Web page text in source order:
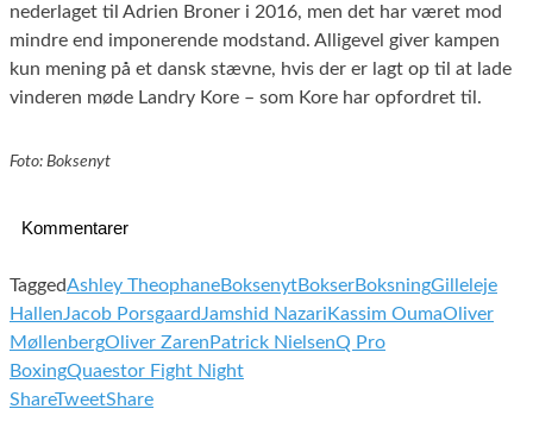
nederlaget til Adrien Broner i 2016, men det har været mod
mindre end imponerende modstand. Alligevel giver kampen
kun mening på et dansk stævne, hvis der er lagt op til at lade
vinderen møde Landry Kore – som Kore har opfordret til.
Foto: Boksenyt
Kommentarer
TaggedAshley TheophaneBoksenytBokserBoksningGilleleje
HallenJacob Porsgaard Jamshid Nazari Kassim OumaOliver
MøllenbergOliver Zaren Patrick NielsenQ Pro
BoxingQuaestor Fight Night
ShareTweetShare